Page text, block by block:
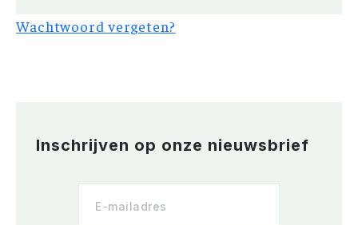
Wachtwoord vergeten?
Inschrijven op onze nieuwsbrief